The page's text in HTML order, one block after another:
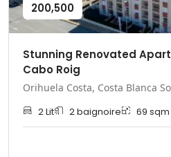
200,500
Stunning Renovated
Cabo Roig
Orihuela Costa, Costa Blanca
2Lit 2baignoire 69 sqm